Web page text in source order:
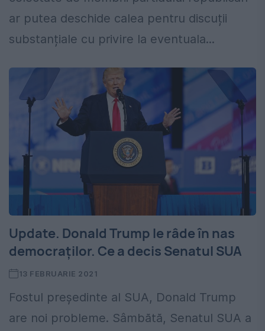
ar putea deschide calea pentru discuții
substanțiale cu privire la eventuala...
Update. Donald Trump le râde în nas
democraților. Ce a decis Senatul SUA
13 FEBRUARIE 2021
Fostul președinte al SUA, Donald Trump
are noi probleme. Sâmbătă, Senatul SUA a